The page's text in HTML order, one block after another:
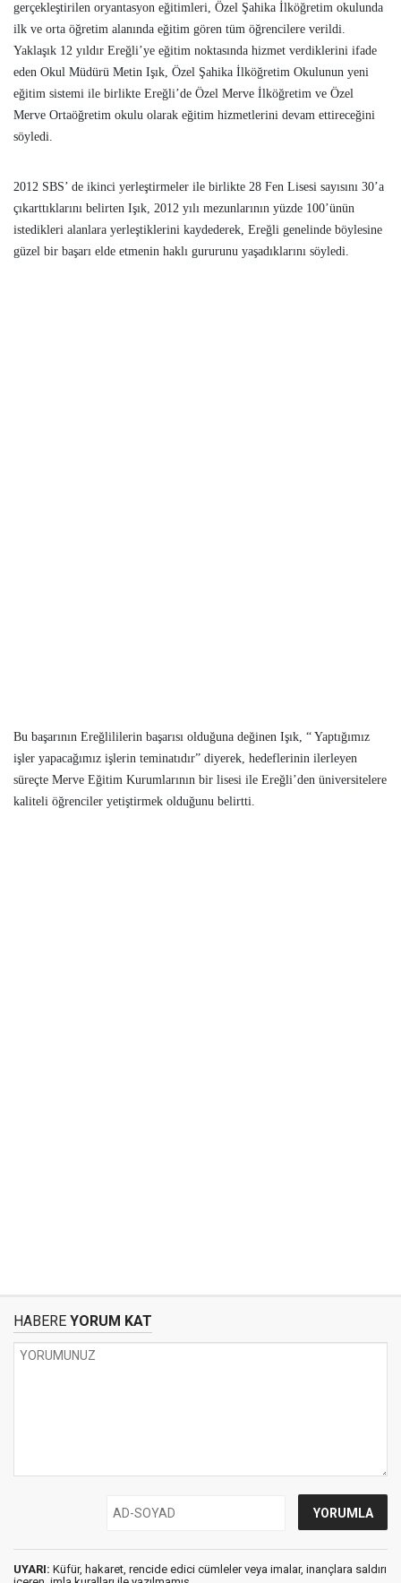
gerçekleştirilen oryantasyon eğitimleri, Özel Şahika İlköğretim okulunda
ilk ve orta öğretim alanında eğitim gören tüm öğrencilere verildi.
Yaklaşık 12 yıldır Ereğli’ye eğitim noktasında hizmet verdiklerini ifade
eden Okul Müdürü Metin Işık, Özel Şahika İlköğretim Okulunun yeni
eğitim sistemi ile birlikte Ereğli’de Özel Merve İlköğretim ve Özel
Merve Ortaöğretim okulu olarak eğitim hizmetlerini devam ettireceğini
söyledi.
2012 SBS’ de ikinci yerleştirmeler ile birlikte 28 Fen Lisesi sayısını 30’a
çıkarttıklarını belirten Işık, 2012 yılı mezunlarının yüzde 100’ünün
istedikleri alanlara yerleştiklerini kaydederek, Ereğli genelinde böylesine
güzel bir başarı elde etmenin haklı gururunu yaşadıklarını söyledi.
Bu başarının Ereğlililerin başarısı olduğuna değinen Işık, “ Yaptığımız
işler yapacağımız işlerin teminatıdır” diyerek, hedeflerinin ilerleyen
süreçte Merve Eğitim Kurumlarının bir lisesi ile Ereğli’den üniversitelere
kaliteli öğrenciler yetiştirmek olduğunu belirtti.
HABERE YORUM KAT
UYARI: Küfür, hakaret, rencide edici cümleler veya imalar, inançlara saldırı